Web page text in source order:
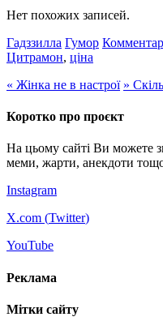
Нет похожих записей.
Гадззилла Гумор
Цитрамон, ціна
« Жінка не в настрої »
Коротко про проєкт
На цьому сайті Ви можете
меми, жарти, анекдоти
Instagram
X.com (Twitter)
YouTube
Реклама
Мітки сайту